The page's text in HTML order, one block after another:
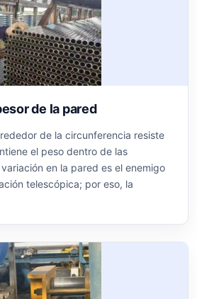
de la pared
de la circunferencia resiste
el peso dentro de las
en la pared es el enemigo
telescópica; por eso, la